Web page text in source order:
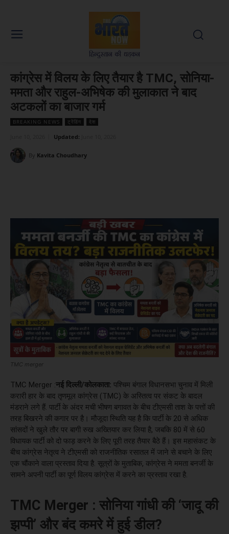
कांग्रेस में विलय के लिए तैयार है TMC, सोनिया-
ममता और राहुल-अभिषेक की मुलाकात ने बाद
अटकलों का बाजार गर्म
BREAKING NEWS ट्रेंडिंग देश
Updated:
By Kavita Choudhary
TMC merger
TMC Merger :नई दिल्ली/कोलकाता: पश्चिम बंगाल विधानसभा चुनाव में मिली
करारी हार के बाद तृणमूल कांग्रेस (TMC) के अस्तित्व पर संकट के बादल
मंडराने लगे हैं. पार्टी के अंदर मची भीषण बगावत के बीच टीएमसी ताश के पत्तों की
तरह बिखरने की कगार पर है। मौजूदा स्थिति यह है कि पार्टी के 20 से अधिक
सांसदों ने खुले तौर पर बागी रुख अख्तियार कर लिया है, जबकि 80 में से 60
विधायक पार्टी को दो फाड़ करने के लिए पूरी तरह तैयार बैठे हैं। इस महासंकट के
बीच कांग्रेस नेतृत्व ने टीएमसी को राजनीतिक रसातल में जाने से बचाने के लिए
एक चौंकाने वाला प्रस्ताव दिया है. सूत्रों के मुताबिक, कांग्रेस ने ममता बनर्जी के
सामने अपनी पार्टी का पूर्ण विलय कांग्रेस में करने का प्रस्ताव रखा है.
TMC Merger : सोनिया गांधी की ‘जादू की
झप्पी’ और बंद कमरे में हुई डील?